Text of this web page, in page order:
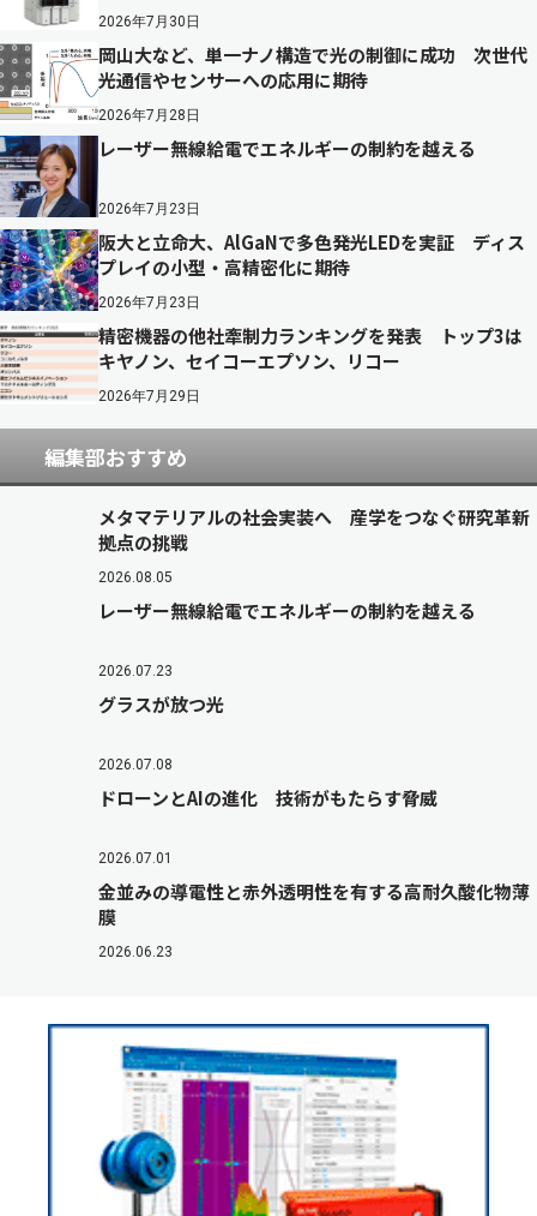
2026年7月30日
岡山大など、単一ナノ構造で光の制御に成功 次世代
光通信やセンサーへの応用に期待
2026年7月28日
レーザー無線給電でエネルギーの制約を越える
2026年7月23日
阪大と立命大、AlGaNで多色発光LEDを実証 ディス
プレイの小型・高精密化に期待
2026年7月23日
精密機器の他社牽制力ランキングを発表 トップ3は
キヤノン、セイコーエプソン、リコー
2026年7月29日
編集部おすすめ
メタマテリアルの社会実装へ 産学をつなぐ研究革新
拠点の挑戦
2026.08.05
レーザー無線給電でエネルギーの制約を越える
2026.07.23
グラスが放つ光
2026.07.08
ドローンとAIの進化 技術がもたらす脅威
2026.07.01
金並みの導電性と赤外透明性を有する高耐久酸化物薄
膜
2026.06.23